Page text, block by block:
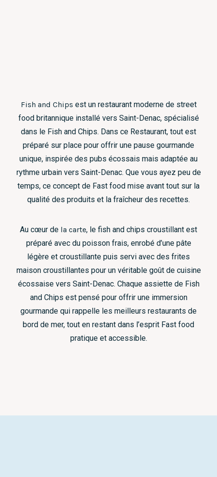
Fish and Chips est un restaurant moderne de street
food britannique installé vers Saint-Denac, spécialisé
dans le Fish and Chips. Dans ce Restaurant, tout est
préparé sur place pour offrir une pause gourmande
unique, inspirée des pubs écossais mais adaptée au
rythme urbain vers Saint-Denac. Que vous ayez peu de
temps, ce concept de Fast food mise avant tout sur la
qualité des produits et la fraîcheur des recettes.
Au cœur de la carte, le fish and chips croustillant est
préparé avec du poisson frais, enrobé d’une pâte
légère et croustillante puis servi avec des frites
maison croustillantes pour un véritable goût de cuisine
écossaise vers Saint-Denac. Chaque assiette de Fish
and Chips est pensé pour offrir une immersion
gourmande qui rappelle les meilleurs restaurants de
bord de mer, tout en restant dans l’esprit Fast food
pratique et accessible.